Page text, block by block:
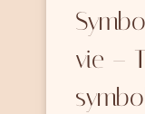
vie –